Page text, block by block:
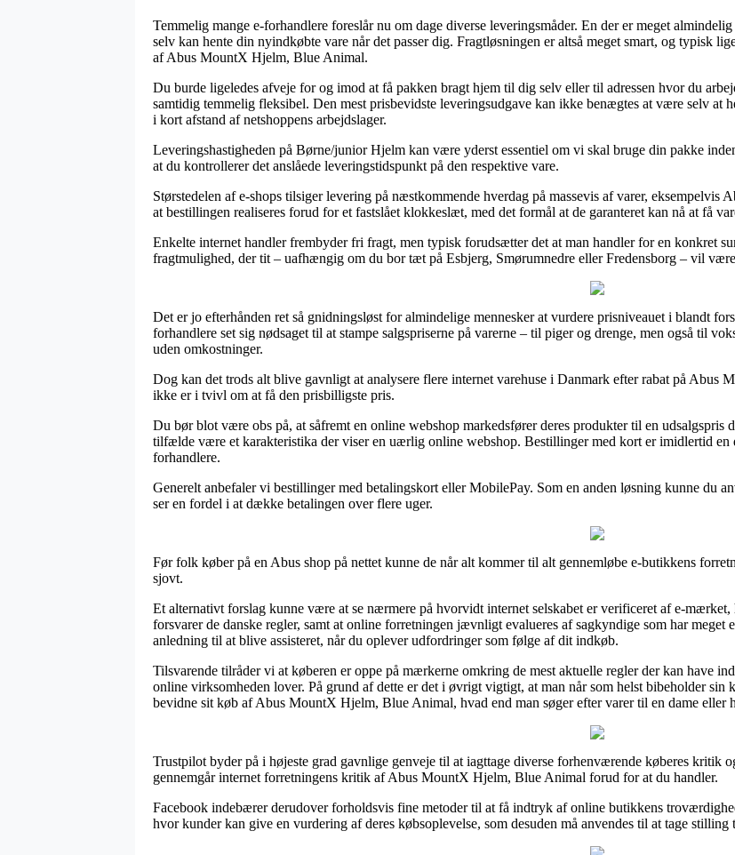
Temmelig mange e-forhandlere foreslår nu om dage diverse leveringsmåder. En der er meget
selv kan hente din nyindkøbte vare når det passer dig. Fragtløsningen er altså meget smart, og typisk
af Abus MountX Hjelm, Blue Animal.
Du burde ligeledes afveje for og imod at få pakken bragt hjem til dig selv eller til adressen hvor du
samtidig temmelig fleksibel. Den mest prisbevidste leveringsudgave kan ikke benægtes at være selv at
i kort afstand af netshoppens arbejdslager.
Leveringshastigheden på Børne/junior Hjelm kan være yderst essentiel om vi skal bruge din pakke
at du kontrollerer det anslåede leveringstidspunkt på den respektive vare.
Størstedelen af e-shops tilsiger levering på næstkommende hverdag på massevis af varer,
at bestillingen realiseres forud for et fastslået klokkeslæt, med det formål at de garanteret kan nå at få
Enkelte internet handler frembyder fri fragt, men typisk forudsætter det at man handler for en konkret
fragtmulighed, der tit – uafhængig om du bor tæt på Esbjerg, Smørumnedre eller Fredensborg – vil
Det er jo efterhånden ret så gnidningsløst for almindelige mennesker at vurdere prisniveauet i blandt
forhandlere set sig nødsaget til at stampe salgspriserne på varerne – til piger og drenge, men også til
uden omkostninger.
Dog kan det trods alt blive gavnligt at analysere flere internet varehuse i Danmark efter rabat på Abus
ikke er i tvivl om at få den prisbilligste pris.
Du bør blot være obs på, at såfremt en online webshop markedsfører deres produkter til en udsalgspris
tilfælde være et karakteristika der viser en uærlig online webshop. Bestillinger med kort er imidlertid en
forhandlere.
Generelt anbefaler vi bestillinger med betalingskort eller MobilePay. Som en anden løsning kunne du
ser en fordel i at dække betalingen over flere uger.
Før folk køber på en Abus shop på nettet kunne de når alt kommer til alt gennemløbe e-butikkens
sjovt.
Et alternativt forslag kunne være at se nærmere på hvorvidt internet selskabet er verificeret af e-
forsvarer de danske regler, samt at online forretningen jævnligt evalueres af sagkyndige som har
anledning til at blive assisteret, når du oplever udfordringer som følge af dit indkøb.
Tilsvarende tilråder vi at køberen er oppe på mærkerne omkring de mest aktuelle regler der kan have
online virksomheden lover. På grund af dette er det i øvrigt vigtigt, at man når som helst bibeholder sin
bevidne sit køb af Abus MountX Hjelm, Blue Animal, hvad end man søger efter varer til en dame eller
Trustpilot byder på i højeste grad gavnlige genveje til at iagttage diverse forhenværende køberes kritik
gennemgår internet forretningens kritik af Abus MountX Hjelm, Blue Animal forud for at du handler.
Facebook indebærer derudover forholdsvis fine metoder til at få indtryk af online butikkens
hvor kunder kan give en vurdering af deres købsoplevelse, som desuden må anvendes til at tage